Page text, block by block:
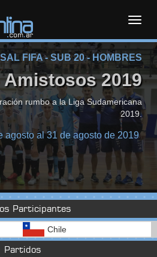
FIFA - SUB 20 - HOMBRES
Amistosos 2019
rumbo a la Liga Sudamericana
2019.
agosto al 31 de agosto de 2019
Participantes
Chile
Partidos